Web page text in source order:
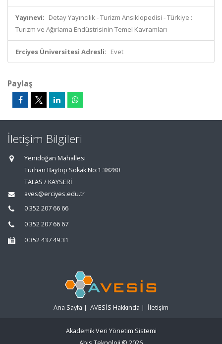
Yayınevi: Detay Yayıncılık - Turizm Ansiklopedisi - Türkiye :
Turizm ve Ağırlama Endüstrisinin Temel Kavramları
Erciyes Üniversitesi Adresli: Evet
Paylaş
İletişim Bilgileri
Yenidoğan Mahallesi
Turhan Baytop Sokak No:1 38280
TALAS / KAYSERİ
aves@erciyes.edu.tr
0 352 207 66 66
0 352 207 66 67
0 352 437 49 31
Ana Sayfa | AVESİS Hakkında | İletişim
Akademik Veri Yönetim Sistemi